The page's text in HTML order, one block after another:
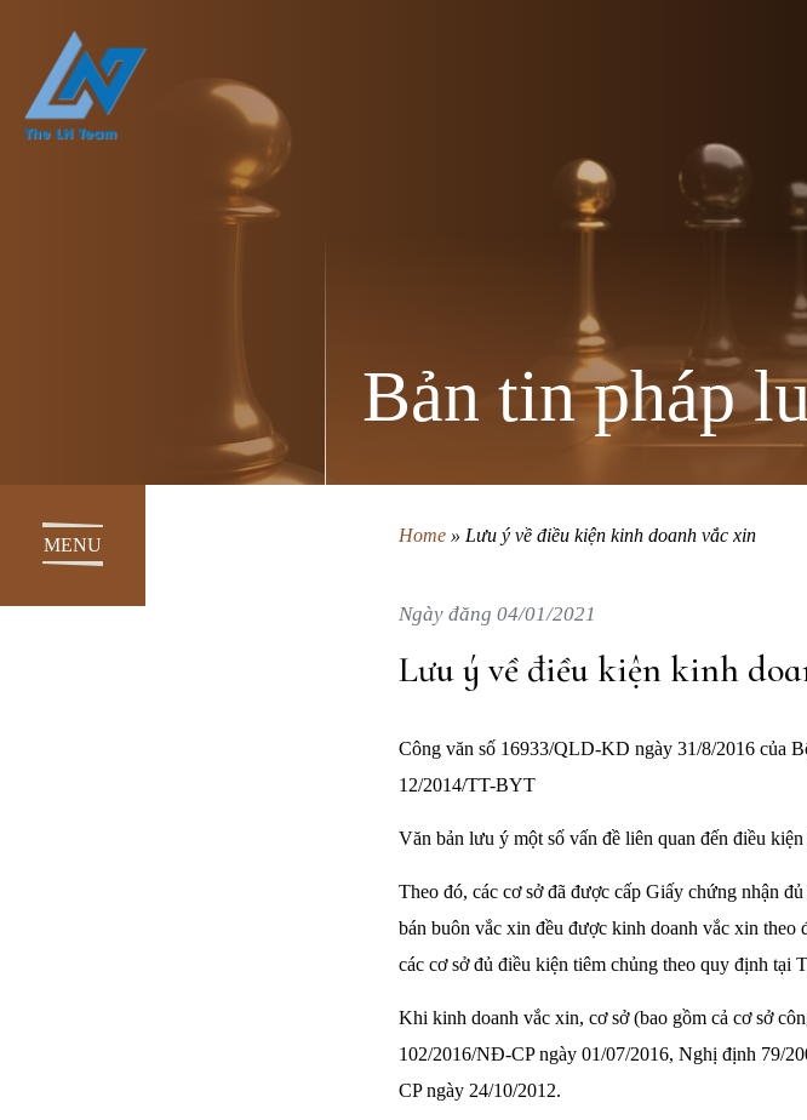
Bản tin pháp
MENU Home» Lưu ý về điều kiện kinh doanh vắc xin
Ngày đăng 04/01/2021
Lưu ý về điều kiện kinh
Công văn số 16933/QLD-KD ngày 31/8/2016 của
12/2014/TT-BYT
Văn bản lưu ý một số vấn đề liên quan đến điều
Theo đó, các cơ sở đã được cấp Giấy chứng nhận
bán buôn vắc xin đều được kinh doanh vắc xin
các cơ sở đủ điều kiện tiêm chủng theo quy định tại
Khi kinh doanh vắc xin, cơ sở (bao gồm cả cơ sở
102/2016/NĐ-CP ngày 01/07/2016, Nghị định 79/
CP ngày 24/10/2012.